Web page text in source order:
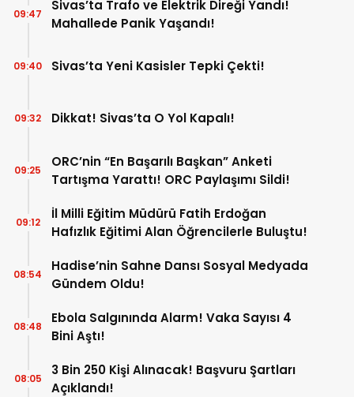
Sivas’ta Trafo ve Elektrik Direği Yandı!
Mahallede Panik Yaşandı!
09:47
Sivas’ta Yeni Kasisler Tepki Çekti!
09:40
Dikkat! Sivas’ta O Yol Kapalı!
09:32
ORC’nin “En Başarılı Başkan” Anketi
Tartışma Yarattı! ORC Paylaşımı Sildi!
09:25
İl Milli Eğitim Müdürü Fatih Erdoğan
Hafızlık Eğitimi Alan Öğrencilerle Buluştu!
09:12
Hadise’nin Sahne Dansı Sosyal Medyada
Gündem Oldu!
08:54
Ebola Salgınında Alarm! Vaka Sayısı 4
Bini Aştı!
08:48
3 Bin 250 Kişi Alınacak! Başvuru Şartları
Açıklandı!
08:05